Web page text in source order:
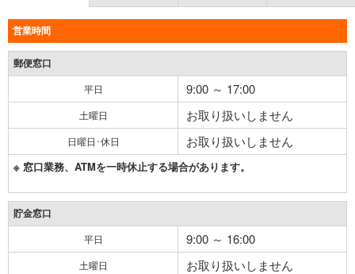
営業時間
郵便窓口
平日 9:00 ～ 17:00
土曜日 お取り扱いしません
日曜日･休日 お取り扱いしません
※ 窓口業務、ATMを一時休止する場合があります。
貯金窓口
平日 9:00 ～ 16:00
土曜日 お取り扱いしません